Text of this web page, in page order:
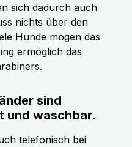
sich dadurch auch
nichts über den
Hunde mögen das
ermöglich das
sind
und waschbar.
telefonisch bei